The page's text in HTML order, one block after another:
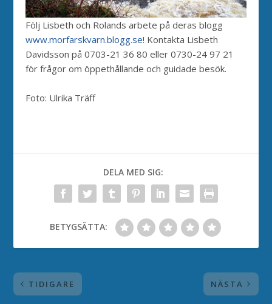
Följ Lisbeth och Rolands arbete på deras blogg
www.morfarskvarn.blogg.se! Kontakta Lisbeth
Davidsson på 0703-21 36 80 eller 0730-24 97 21
för frågor om öppethållande och guidade besök.
Foto: Ulrika Träff
DELA MED SIG:
BETYGSÄTTA:
TIDIGARE NÄSTA